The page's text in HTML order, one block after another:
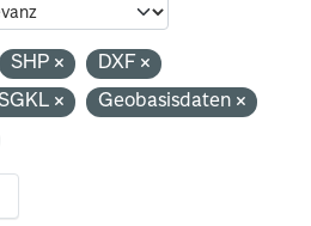
SHP
DXF
Geobasisdaten